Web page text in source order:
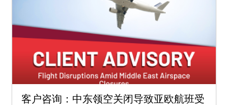
客户咨询：中东领空关闭导致亚欧航班受